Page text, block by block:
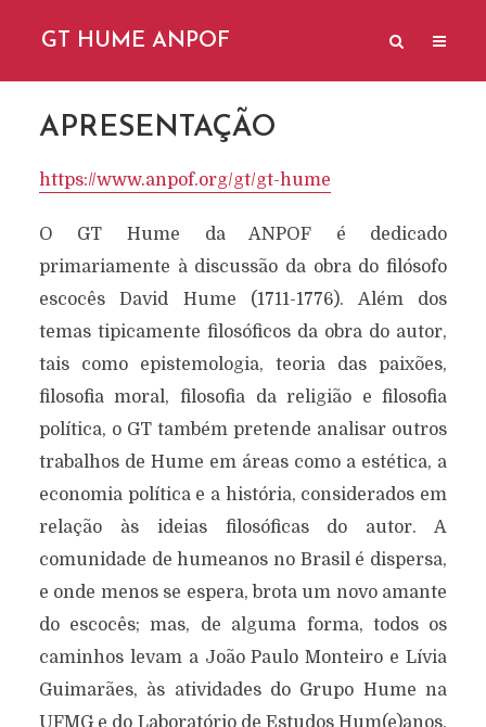
GT HUME ANPOF
APRESENTAÇÃO
https://www.anpof.org/gt/gt-hume
O GT Hume da ANPOF é dedicado
primariamente à discussão da obra do filósofo
escocês David Hume (1711-1776). Além dos
temas tipicamente filosóficos da obra do autor,
tais como epistemologia, teoria das paixões,
filosofia moral, filosofia da religião e filosofia
política, o GT também pretende analisar outros
trabalhos de Hume em áreas como a estética, a
economia política e a história, considerados em
relação às ideias filosóficas do autor. A
comunidade de humeanos no Brasil é dispersa,
e onde menos se espera, brota um novo amante
do escocês; mas, de alguma forma, todos os
caminhos levam a João Paulo Monteiro e Lívia
Guimarães, às atividades do Grupo Hume na
UFMG e do Laboratório de Estudos Hum(e)anos,